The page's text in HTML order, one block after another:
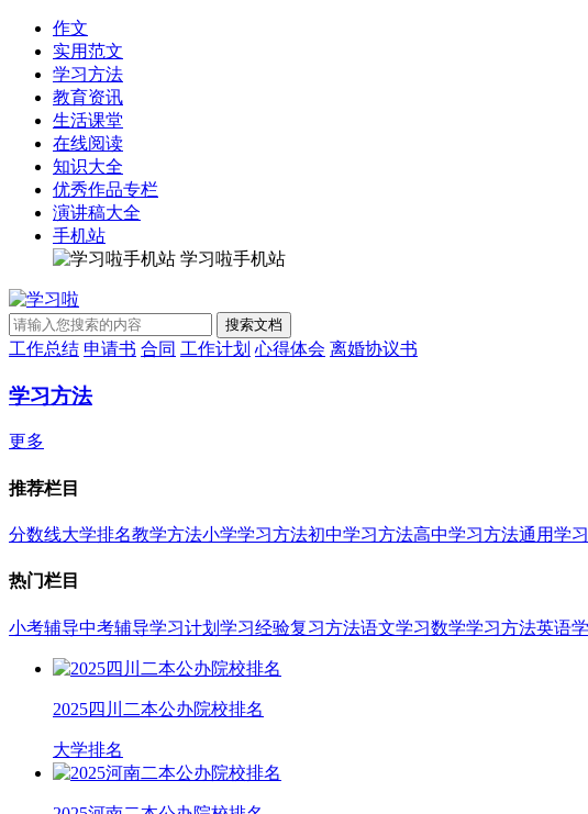
作文
实用范文
学习方法
教育资讯
生活课堂
在线阅读
知识大全
优秀作品专栏
演讲稿大全
手机站
学习啦手机站
工作总结 申请书 合同 工作计划 心得体会 离婚协议书
学习方法
更多
推荐栏目
分数线大学排名教学方法小学学习方法初中学习方法高中学习方法通用学
热门栏目
小考辅导中考辅导学习计划 学习经验复习方法语文学习数学学习方法英语
2025四川二本公办院校排名
大学排名